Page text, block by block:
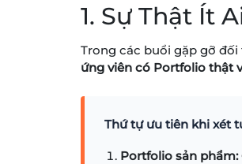
1. Sự Thật Ít
Trong các buổi gặp gỡ
ứng viên có Portfolio thật
Thứ tự ưu tiên khi xét
Portfolio sản phẩm: